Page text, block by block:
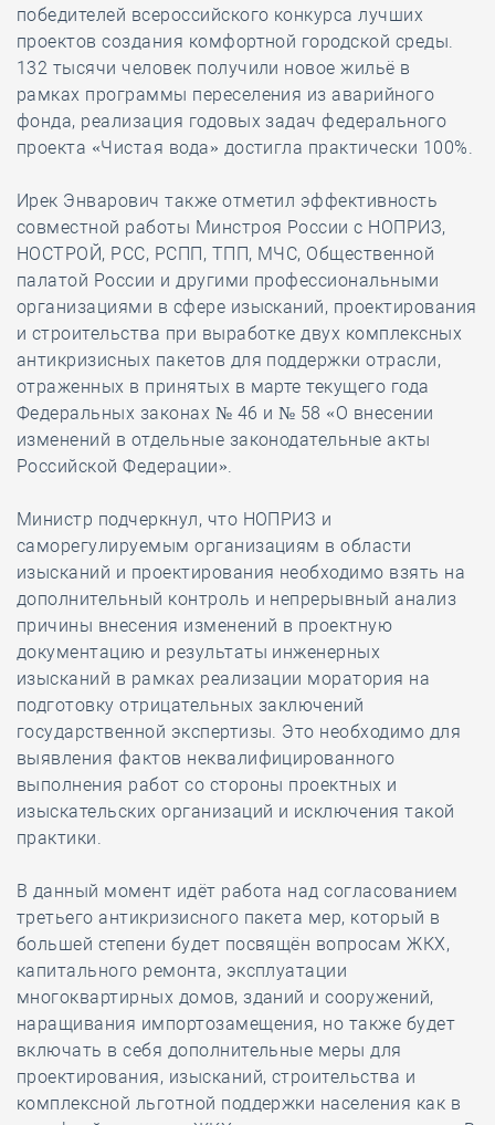
победителей всероссийского конкурса лучших
проектов создания комфортной городской среды.
132 тысячи человек получили новое жильё в
рамках программы переселения из аварийного
фонда, реализация годовых задач федерального
проекта «Чистая вода» достигла практически 100%.
Ирек Энварович также отметил эффективность
совместной работы Минстроя России с НОПРИЗ,
НОСТРОЙ, РСС, РСПП, ТПП, МЧС, Общественной
палатой России и другими профессиональными
организациями в сфере изысканий, проектирования
и строительства при выработке двух комплексных
антикризисных пакетов для поддержки отрасли,
отраженных в принятых в марте текущего года
Федеральных законах № 46 и № 58 «О внесении
изменений в отдельные законодательные акты
Российской Федерации».
Министр подчеркнул, что НОПРИЗ и
саморегулируемым организациям в области
изысканий и проектирования необходимо взять на
дополнительный контроль и непрерывный анализ
причины внесения изменений в проектную
документацию и результаты инженерных
изысканий в рамках реализации моратория на
подготовку отрицательных заключений
государственной экспертизы. Это необходимо для
выявления фактов неквалифицированного
выполнения работ со стороны проектных и
изыскательских организаций и исключения такой
практики.
В данный момент идёт работа над согласованием
третьего антикризисного пакета мер, который в
большей степени будет посвящён вопросам ЖКХ,
капитального ремонта, эксплуатации
многоквартирных домов, зданий и сооружений,
наращивания импортозамещения, но также будет
включать в себя дополнительные меры для
проектирования, изысканий, строительства и
комплексной льготной поддержки населения как в